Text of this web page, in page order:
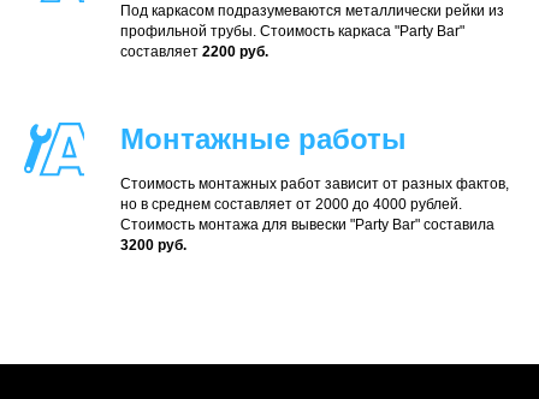
Под каркасом подразумеваются металлически рейки из
профильной трубы. Стоимость каркаса "Party Bar"
составляет 2200 руб.
Монтажные работы
Стоимость монтажных работ зависит от разных фактов,
но в среднем составляет от 2000 до 4000 рублей.
Стоимость монтажа для вывески "Party Bar" составила
3200 руб.